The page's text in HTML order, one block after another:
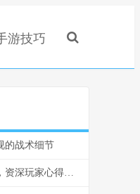
游技巧
的战术细节
我的世界钻石马铠怎么做，副标题，资深玩家心得与详尽步骤指南